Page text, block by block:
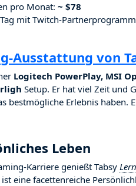
pro Monat: ~ $78
mit Twitch-
Ausstattung von
Logitech PowerPlay, MSI
Setup. Er hat viel Zeit und
bestmögliche Erlebnis
Leben
Karriere genießt Tabsy
ist eine facettenreiche